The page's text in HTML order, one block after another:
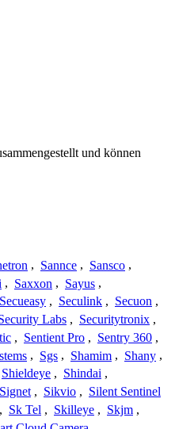
und können
, Sannce , Sansco ,
, Saxxon , Sayus ,
Secueasy , Seculink , Secuon ,
Labs , Securitytronix ,
, Sentient Pro , Sentry 360 ,
, Sgs , Shamim , Shany ,
Shieldeye , Shindai ,
Signet , Sikvio , Silent Sentinel
, Sk Tel , Skilleye , Skjm ,